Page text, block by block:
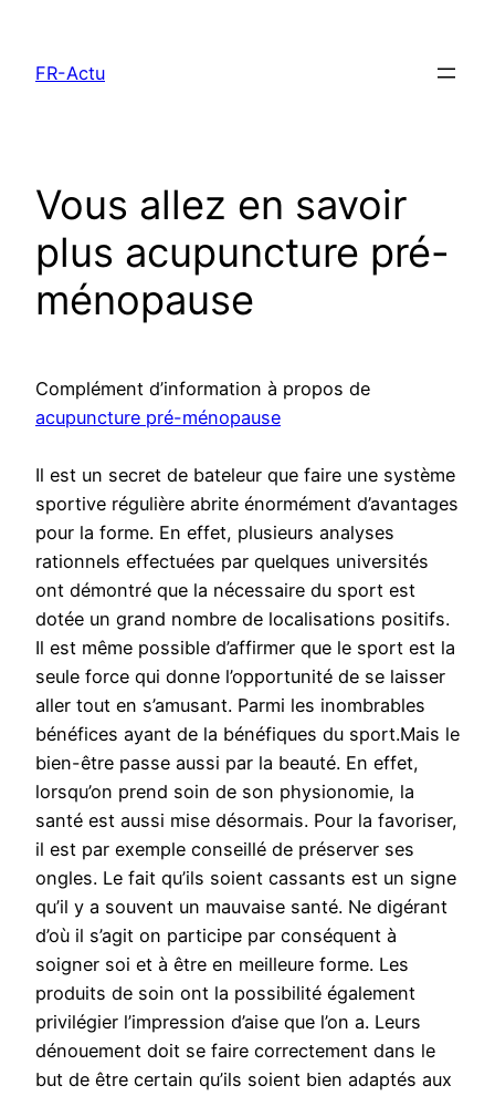
contenu
FR-Actu
Vous allez en savoir
plus acupuncture pré-
ménopause
Complément d’information à propos de
acupuncture pré-ménopause
Il est un secret de bateleur que faire une système
sportive régulière abrite énormément d’avantages
pour la forme. En effet, plusieurs analyses
rationnels effectuées par quelques universités
ont démontré que la nécessaire du sport est
dotée un grand nombre de localisations positifs.
Il est même possible d’affirmer que le sport est la
seule force qui donne l’opportunité de se laisser
aller tout en s’amusant. Parmi les inombrables
bénéfices ayant de la bénéfiques du sport.Mais le
bien-être passe aussi par la beauté. En effet,
lorsqu’on prend soin de son physionomie, la
santé est aussi mise désormais. Pour la favoriser,
il est par exemple conseillé de préserver ses
ongles. Le fait qu’ils soient cassants est un signe
qu’il y a souvent un mauvaise santé. Ne digérant
d’où il s’agit on participe par conséquent à
soigner soi et à être en meilleure forme. Les
produits de soin ont la possibilité également
privilégier l’impression d’aise que l’on a. Leurs
dénouement doit se faire correctement dans le
but de être certain qu’ils soient bien adaptés aux